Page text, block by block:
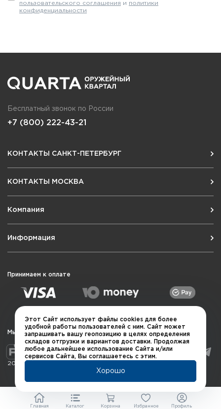
Главная Каталог Корзина Избранное Профиль
пользовательского соглашения и политики
конфиденциальности
Бесплатный звонок по России
+7 (800) 222-43-21
КОНТАКТЫ САНКТ-ПЕТЕРБУРГ
КОНТАКТЫ МОСКВА
Компания
Информация
Принимаем к оплате
Мы в социальных сетях
2026 © QUARTA "Оружейный квартал"
Этот Сайт использует файлы cookies для более
удобной работы пользователей с ним. Сайт может
запрашивать вашу геопозицию в целях определения
складов отгрузки и вариантов доставки. Продолжая
любое дальнейшее использование Сайта и/или
сервисов Сайта, Вы соглашаетесь с этим.
Хорошо